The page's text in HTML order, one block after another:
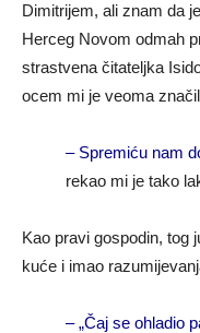
Dimitrijem, ali znam da
Herceg Novom odmah
strastvena čitateljka
ocem mi je veoma
– Spremiću nam
rekao mi je tako
Kao pravi gospodin, tog
kuće i imao
– „Čaj se ohladio